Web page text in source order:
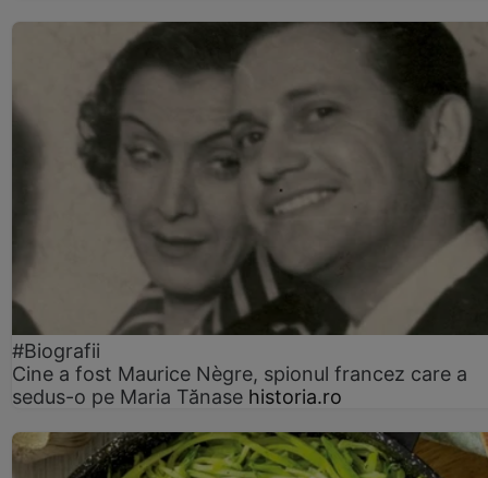
#Biografii
Cine a fost Maurice Nègre, spionul francez care a
sedus-o pe Maria Tănase historia.ro